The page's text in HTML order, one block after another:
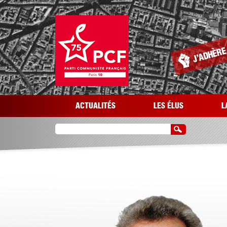
Aller au contenu principal
ACTUALITÉS LES ÉLUS